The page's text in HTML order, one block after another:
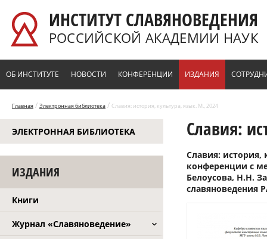
ИНСТИТУТ СЛАВЯНОВЕДЕНИЯ
РОССИЙСКОЙ АКАДЕМИИ НАУК
ОБ ИНСТИТУТЕ НОВОСТИ КОНФЕРЕНЦИИ ИЗДАНИЯ
Главная / Электронная библиотека / Славия: история, культура, язык. М., 2024
ЭЛЕКТРОННАЯ БИБЛИОТЕКА
ИЗДАНИЯ
Книги
Журнал «Славяноведение»
Славия:
Славия: история,
конференции с
Белоусова, Н.Н.
славяноведения